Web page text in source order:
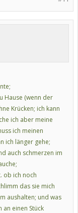
Hause (wenn der
Krücken; ich kann
ich aber meine
ich meinen
ich länger gehe;
auch schmerzen im
ob ich noch
das sie mich
aushalten; und was
an einen Stück